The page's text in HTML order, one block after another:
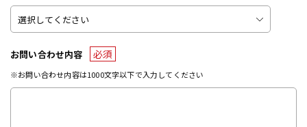
お問い合わせ内容 必須
※お問い合わせ内容は1000文字以下で入力してください